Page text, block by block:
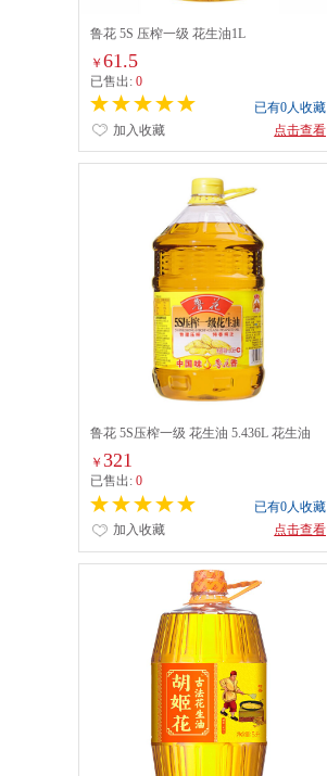
鲁花 5S 压榨一级 花生油1L
￥ 61.5
已售出: 0
已有0人收藏
点击查看
加入收藏
鲁花 5S压榨一级 花生油 5.436L 花生油
（计价单位：瓶) 配
￥ 321
已售出: 0
已有0人收藏
点击查看
加入收藏